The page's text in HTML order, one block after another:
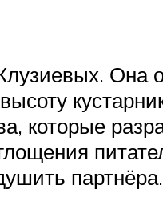
Она
которые
партнёра.